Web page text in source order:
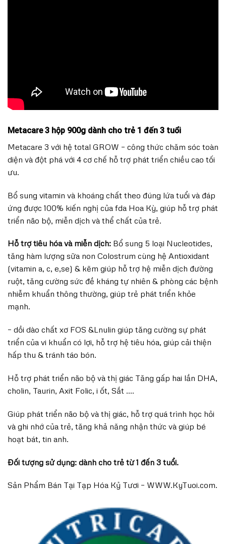
Metacare 3 hộp 900g dành cho trẻ 1 đến 3 tuổi
Metacare 3 với hệ total GROW – công thức chăm sóc toàn
diện và đột phá với 4 cơ chế hỗ trợ phát triển chiều cao tối
ưu.
Bổ sung vitamin và khoáng chất theo đúng lứa tuổi và đáp
ứng được 100% kiến nghị của fda Hoa Kỳ, giúp hỗ trợ phát
triển não bộ, miễn dịch và thể chất của trẻ.
Hỗ trợ tiêu hóa và miễn dịch: Bổ sung 5 loại Nucleotides,
tăng hàm lượng sữa non Colostrum cùng hệ Antioxidant
(vitamin a, c, e,se) & kẽm giúp hỗ trợ hệ miễn dịch đường
ruột, tăng cường sức đề kháng tự nhiên & phòng các bệnh
nhiễm khuẩn thông thường, giúp trẻ phát triển khỏe
mạnh.
– dồi dào chất xơ FOS &Lnulin giúp tăng cường sự phát
triển của vi khuẩn có lợi, hỗ trợ hệ tiêu hóa, giúp cải thiện
hấp thu & tránh táo bón.
Hỗ trợ phát triển não bộ và thị giác Tăng gấp hai lần DHA,
cholin, Taurin, Axit Folic, i ốt, Sắt ….
Giúp phát triển não bộ và thị giác, hỗ trợ quá trình học hỏi
và ghi nhớ của trẻ, tăng khả năng nhận thức và giúp bé
hoạt bát, tin anh.
Đối tượng sử dụng: dành cho trẻ từ 1 đến 3 tuổi.
Sản Phẩm Bán Tại Tạp Hóa Kỷ Tươi – WWW.KyTuoi.com.